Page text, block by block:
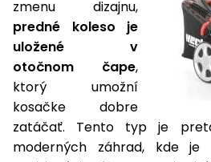
zmenu dizajnu,
predné koleso je
uložené v
otočnom čape,
ktorý umožní
kosačke dobre
zatáčať. Tento typ je
moderných záhrad, kde je